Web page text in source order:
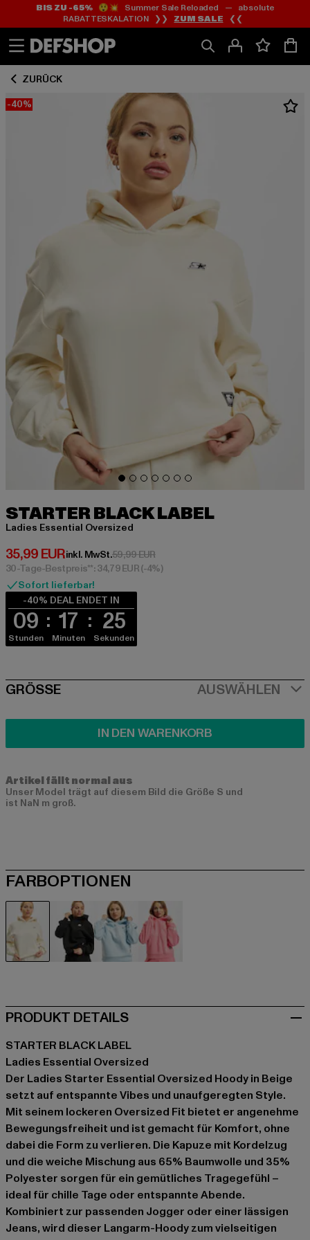
Zum
Inhalt
springen
Zum
Fußzeile
springen
BIS ZU -65%😲💥 Summer Sale Reloaded — absolute
RABATTESKALATION ❯❯ ZUM SALE ❮❮
ZURÜCK
-40%
STARTER BLACK LABEL
Ladies Essential Oversized
35,99 EUR
Derzeitiger Preis: 35,99 EUR
inkl. MwSt.59,99 EURAktionspreis: 59,99 EUR
30-Tage-Bestpreis**: 34,79 EUR(-4%)
Sofort lieferbar!
-40% DEAL ENDET IN
09
Stunden
17
Minuten
25
Sekunden
SIZE
GRÖSSE AUSWÄHLEN
IN DEN WARENKORB
Artikel fällt normal aus
Unser Model trägt auf diesem Bild die Größe S und
ist NaN m groß.
FARBOPTIONEN
PRODUKT DETAILS
STARTER BLACK LABEL
Ladies Essential Oversized
Der Ladies Starter Essential Oversized Hoody in Beige
setzt auf entspannte Vibes und unaufgeregten Style.
Mit seinem lockeren Oversized Fit bietet er angenehme
Bewegungsfreiheit und ist gemacht für Komfort, ohne
dabei die Form zu verlieren. Die Kapuze mit Kordelzug
und die weiche Mischung aus 65% Baumwolle und 35%
Polyester sorgen für ein gemütliches Tragegefühl –
ideal für chille Tage oder entspannte Abende.
Kombiniert zur passenden Jogger oder einer lässigen
Jeans, wird dieser Langarm-Hoody zum vielseitigen